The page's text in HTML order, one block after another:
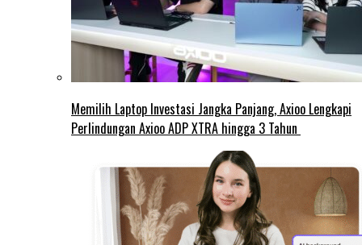
Memilih Laptop Investasi Jangka Panjang, Axioo Lengkapi
Perlindungan Axioo ADP XTRA hingga 3 Tahun